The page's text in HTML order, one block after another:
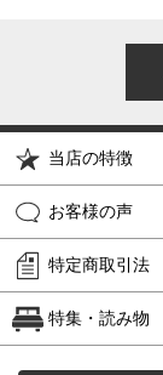
当店の特徴
お客様の声
特定商取引法
特集・読み物